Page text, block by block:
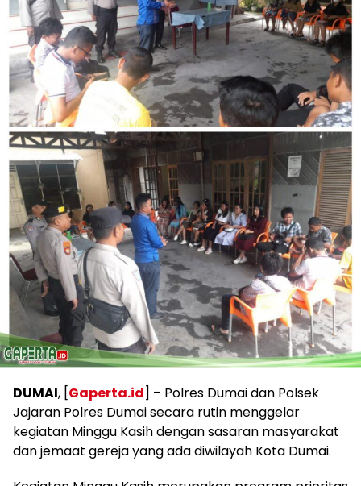
DUMAI, [Gaperta.id] – Polres Dumai dan Polsek
Jajaran Polres Dumai secara rutin menggelar
kegiatan Minggu Kasih dengan sasaran masyarakat
dan jemaat gereja yang ada diwilayah Kota Dumai.